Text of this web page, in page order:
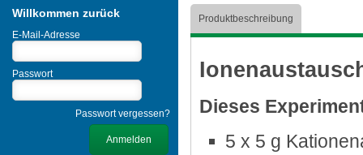
Willkommen zurück
E-Mail-Adresse
Passwort
Passwort vergessen?
Produktbeschreibung
Dieses
5 x 5 g